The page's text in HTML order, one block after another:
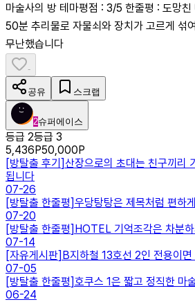
마술사의 방 테마평점 : 3/5 한줄평 : 도망친
50분 추리물로 자물쇠와 장치가 고르게 섞
무난했습니다
-
공유 스크랩
2슈퍼에이스
등급 2등급 3
5,436P50,000P
[방탈출 후기]산장으로의 초대는 친구끼리
됩니다
07-26
[방탈출 한줄평]우당탕탕은 제목처럼 편하
07-20
[방탈출 한줄평] HOTEL 기억조각은 차분
07-14
[자유게시판] B지하철 13호선 2인 전용이
07-05
[방탈출 한줄평]호쿠스 1은 짧고 정직한 마
06-24